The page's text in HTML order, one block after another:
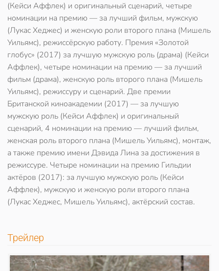
(Кейси Аффлек) и оригинальный сценарий, четыре
номинации на премию — за лучший фильм, мужскую
(Лукас Хеджес) и женскую роли второго плана (Мишель
Уильямс), режиссёрскую работу. Премия «Золотой
глобус» (2017) за лучшую мужскую роль (драма) (Кейси
Аффлек), четыре номинации на премию — за лучший
фильм (драма), женскую роль второго плана (Мишель
Уильямс), режиссуру и сценарий. Две премии
Британской киноакадемии (2017) — за лучшую
мужскую роль (Кейси Аффлек) и оригинальный
сценарий, 4 номинации на премию — лучший фильм,
женская роль второго плана (Мишель Уильямс), монтаж,
а также премию имени Дэвида Лина за достижения в
режиссуре. Четыре номинации на премию Гильдии
актёров (2017): за лучшую мужскую роль (Кейси
Аффлек), мужскую и женскую роли второго плана
(Лукас Хеджес, Мишель Уильямс), актёрский состав.
Трейлер